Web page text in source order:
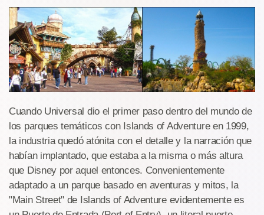
Cuando Universal dio el primer paso dentro del mundo de
los parques temáticos con Islands of Adventure en 1999,
la industria quedó atónita con el detalle y la narración que
habían implantado, que estaba a la misma o más altura
que Disney por aquel entonces. Convenientemente
adaptado a un parque basado en aventuras y mitos, la
"Main Street" de Islands of Adventure evidentemente es